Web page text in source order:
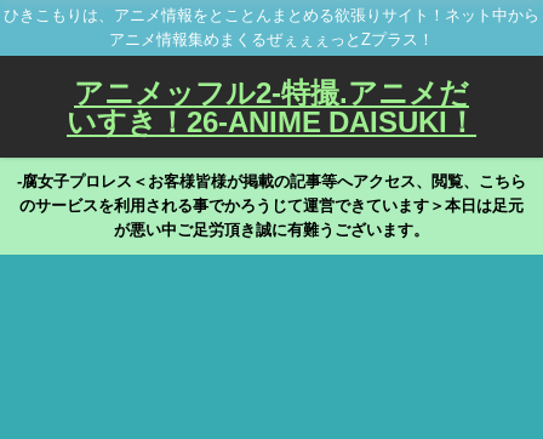
ひきこもりは、アニメ情報をとことんまとめる欲張りサイト！ネット中から
アニメ情報集めまくるぜぇぇぇっとZプラス！
アニメッフル2-特撮.アニメだ
いすき！26-ANIME DAISUKI！
-腐女子プロレス＜お客様皆様が掲載の記事等へアクセス、閲覧、こちら
のサービスを利用される事でかろうじて運営できています＞本日は足元
が悪い中ご足労頂き誠に有難うございます。